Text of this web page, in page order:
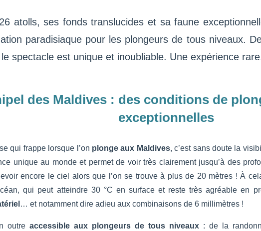
atolls, ses fonds translucides et sa faune
paradisiaque pour les plongeurs de tous niveaux.
spectacle est unique et inoubliable. Une expérience
des Maldives : des conditions de
exceptionnelles
qui frappe lorsque l’on plonge aux Maldives, c’est sans doute la
unique au monde et permet de voir très clairement jusqu’à des
encore le ciel alors que l’on se trouve à plus de 20 mètres ! À
qui peut atteindre 30 °C en surface et reste très agréable en
… et notamment dire adieu aux combinaisons de 6 millimètres !
outre accessible aux plongeurs de tous niveaux : de la